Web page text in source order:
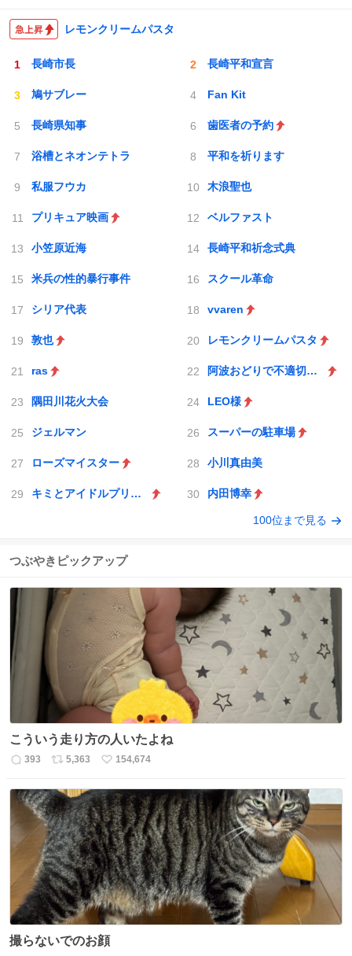
レモンクリームパスタ
長崎市長 長崎平和宣言
鳩サブレー Fan Kit
長崎県知事 歯医者の予約
浴槽とネオンテトラ 平和を祈ります
私服フウカ 木浪聖也
プリキュア映画 ベルファスト
小笠原近海 長崎平和祈念式典
米兵の性的暴行事件 スクール革命
シリア代表 vvaren
敦也 レモンクリームパスタ
ras 阿波おどりで不適切な動画
隅田川花火大会 LEO様
ジェルマン スーパーの駐車場
ローズマイスター 小川真由美
キミとアイドルプリキュア♪ 内田博幸
100位まで見る
つぶやきピックアップ
こういう走り方の人いたよね
返
数
393
リ
ス
ト
数
5,363
い
ね
数
154,674
撮らないでのお顔